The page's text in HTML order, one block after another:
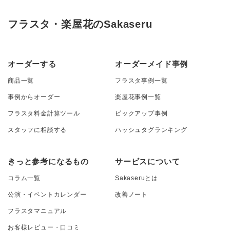
フラスタ・楽屋花のSakaseru
オーダーする
商品一覧
事例からオーダー
フラスタ料金計算ツール
スタッフに相談する
オーダーメイド事例
フラスタ事例一覧
楽屋花事例一覧
ピックアップ事例
ハッシュタグランキング
きっと参考になるもの
コラム一覧
公演・イベントカレンダー
フラスタマニュアル
お客様レビュー・口コミ
サービスについて
Sakaseruとは
改善ノート